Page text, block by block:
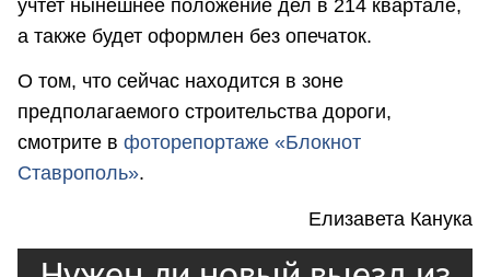
учтет нынешнее положение дел в 214 квартале,
а также будет оформлен без опечаток.
О том, что сейчас находится в зоне
предполагаемого строительства дороги,
смотрите в фоторепортаже «Блокнот
Ставрополь».
Елизавета Канука